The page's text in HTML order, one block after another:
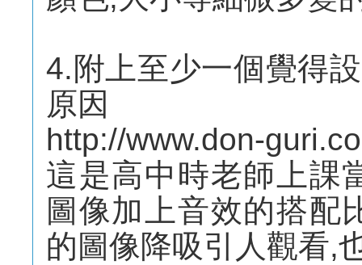
4.附上至少一個覺得
原因
http://www.don-
這是高中時老師上課
圖像加上音效的搭配
的圖像降吸引人觀看,